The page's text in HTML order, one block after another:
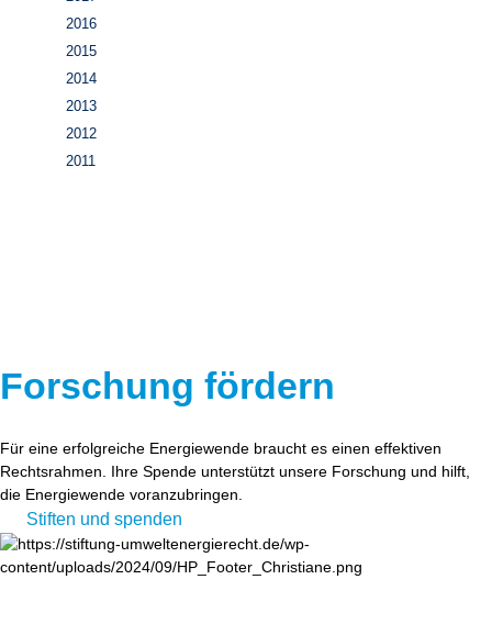
2016
2015
2014
2013
2012
2011
Forschung fördern
Für eine erfolgreiche Energiewende braucht es einen effektiven
Rechtsrahmen. Ihre Spende unterstützt unsere Forschung und hilft,
die Energiewende voranzubringen.
Stiften und spenden